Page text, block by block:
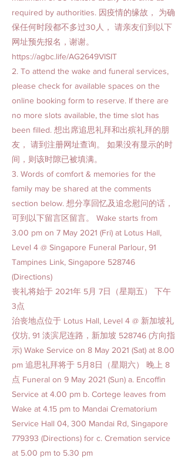
required by authorities. 因疫情的缘故， 为确
保任何时段都不多过30人， 请亲友们到以下
网址预先报名，谢谢。
https://agbc.life/AG2649VISIT
2. To attend the wake and funeral services,
please check for available spaces on the
online booking form to reserve. If there are
no more slots available, the time slot has
been filled. 想出席追思礼拜和出殡礼拜的朋
友， 请到注册网址查询。 如果没有显示的时
间，则该时隙已被填满。
3. Words of comfort & memories for the
family may be shared at the comments
section below. 想分享回忆及追念慰问的话，
可到以下留言区留言。 Wake starts from
3.00 pm on 7 May 2021 (Fri) at Lotus Hall,
Level 4 @ Singapore Funeral Parlour, 91
Tampines Link, Singapore 528746
(Directions)
丧礼将始于 2021年 5月 7日（星期五） 下午
3点
治丧地点位于 Lotus Hall, Level 4 @ 新加坡礼
仪坊, 91 淡滨尼连路，新加坡 528746 (方向指
示) Wake Service on 8 May 2021 (Sat) at 8.00
pm 追思礼拜将于 5月8日（星期六） 晚上 8
点 Funeral on 9 May 2021 (Sun) a. Encoffin
Service at 4.00 pm b. Cortege leaves from
Wake at 4.15 pm to Mandai Crematorium
Service Hall 04, 300 Mandai Rd, Singapore
779393 (Directions) for c. Cremation service
at 5.00 pm to 5.30 pm